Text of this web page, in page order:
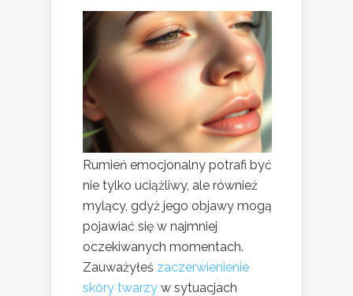
Rumień emocjonalny potrafi być
nie tylko uciążliwy, ale również
mylący, gdyż jego objawy mogą
pojawiać się w najmniej
oczekiwanych momentach.
Zauważyłeś zaczerwienienie
skóry twarzy w sytuacjach